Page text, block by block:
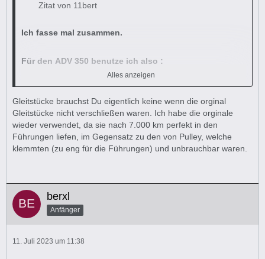
Zitat von 11bert
Ich fasse mal zusammen.
Für den ADV 350 benutze ich also :
TechPulley Gleitrolle FR2318/6- 18g (mit Flügel)
TechPulley Gleitstücke SP13/SP2015-K/SP2418-K
Danke für Eure Hinweise und Erfahrungswerte.
Alles anzeigen
Gleitstücke brauchst Du eigentlich keine wenn die orginal
Gleitstücke nicht verschließen waren. Ich habe die orginale
wieder verwendet, da sie nach 7.000 km perfekt in den
Führungen liefen, im Gegensatz zu den von Pulley, welche
klemmten (zu eng für die Führungen) und unbrauchbar waren.
berxl
Anfänger
11. Juli 2023 um 11:38